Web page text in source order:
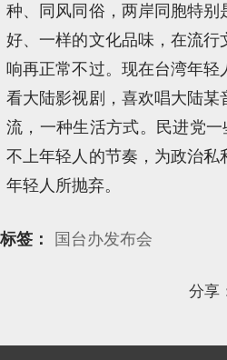
种、同风同俗，两岸同胞特别
好、一样的文化品味，在流行
响再正常不过。现在台湾年轻
看大陆影视剧，喜欢唱大陆某
流，一种生活方式。民进党一
不上年轻人的节奏，为政治私
年轻人所抛弃。
标签： 国台办发布会
分享